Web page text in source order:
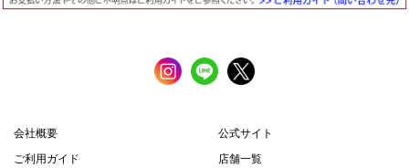
会社概要
公式サイト
ご利用ガイド
店舗一覧